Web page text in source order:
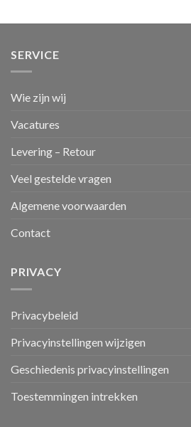
SERVICE
Wie zijn wij
Vacatures
Levering – Retour
Veel gestelde vragen
Algemene voorwaarden
Contact
PRIVACY
Privacybeleid
Privacyinstellingen wijzigen
Geschiedenis privacyinstellingen
Toestemmingen intrekken